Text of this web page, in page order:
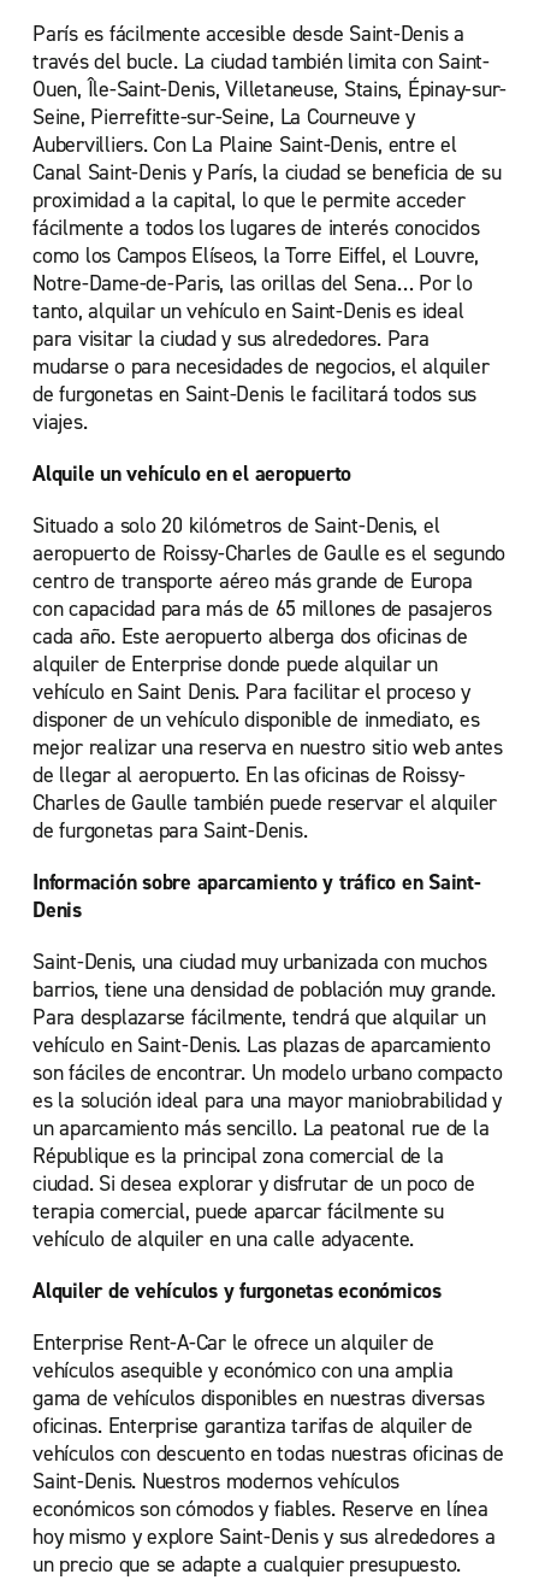
París es fácilmente accesible desde Saint-Denis a
través del bucle. La ciudad también limita con Saint-
Ouen, Île-Saint-Denis, Villetaneuse, Stains, Épinay-sur-
Seine, Pierrefitte-sur-Seine, La Courneuve y
Aubervilliers. Con La Plaine Saint-Denis, entre el
Canal Saint-Denis y París, la ciudad se beneficia de su
proximidad a la capital, lo que le permite acceder
fácilmente a todos los lugares de interés conocidos
como los Campos Elíseos, la Torre Eiffel, el Louvre,
Notre-Dame-de-Paris, las orillas del Sena… Por lo
tanto, alquilar un vehículo en Saint-Denis es ideal
para visitar la ciudad y sus alrededores. Para
mudarse o para necesidades de negocios, el alquiler
de furgonetas en Saint-Denis le facilitará todos sus
viajes.
Alquile un vehículo en el aeropuerto
Situado a solo 20 kilómetros de Saint-Denis, el
aeropuerto de Roissy-Charles de Gaulle es el segundo
centro de transporte aéreo más grande de Europa
con capacidad para más de 65 millones de pasajeros
cada año. Este aeropuerto alberga dos oficinas de
alquiler de Enterprise donde puede alquilar un
vehículo en Saint Denis. Para facilitar el proceso y
disponer de un vehículo disponible de inmediato, es
mejor realizar una reserva en nuestro sitio web antes
de llegar al aeropuerto. En las oficinas de Roissy-
Charles de Gaulle también puede reservar el alquiler
de furgonetas para Saint-Denis.
Información sobre aparcamiento y tráfico en Saint-
Denis
Saint-Denis, una ciudad muy urbanizada con muchos
barrios, tiene una densidad de población muy grande.
Para desplazarse fácilmente, tendrá que alquilar un
vehículo en Saint-Denis. Las plazas de aparcamiento
son fáciles de encontrar. Un modelo urbano compacto
es la solución ideal para una mayor maniobrabilidad y
un aparcamiento más sencillo. La peatonal rue de la
République es la principal zona comercial de la
ciudad. Si desea explorar y disfrutar de un poco de
terapia comercial, puede aparcar fácilmente su
vehículo de alquiler en una calle adyacente.
Alquiler de vehículos y furgonetas económicos
Enterprise Rent-A-Car le ofrece un alquiler de
vehículos asequible y económico con una amplia
gama de vehículos disponibles en nuestras diversas
oficinas. Enterprise garantiza tarifas de alquiler de
vehículos con descuento en todas nuestras oficinas de
Saint-Denis. Nuestros modernos vehículos
económicos son cómodos y fiables. Reserve en línea
hoy mismo y explore Saint-Denis y sus alrededores a
un precio que se adapte a cualquier presupuesto.